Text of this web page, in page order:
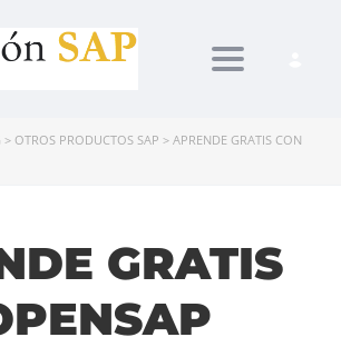
Toggle
> OTROS PRODUCTOS SAP > APRENDE GRATIS CON
GRATIS